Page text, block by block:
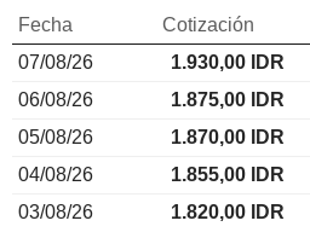
Fecha Cotización
07/08/26
1.930,00 IDR
06/08/26
1.875,00 IDR
05/08/26
1.870,00 IDR
04/08/26
1.855,00 IDR
03/08/26
1.820,00 IDR